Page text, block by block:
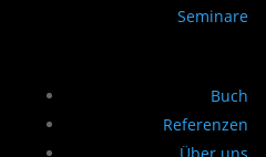
Seminare
Buch
Referenzen